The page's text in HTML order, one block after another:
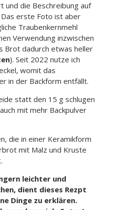
die Beschreibung auf
erste Foto ist aber
Traubenkernmehl
Verwendung inzwischen
Brot dadurch etwas heller
). Seit 2022 nutze ich
womit das
in der Backform entfällt.
statt den 15 g schlugen
mit mehr Backpulver
die in einer Keramikform
mit Malz und Kruste
leichter und
dient dieses Rezpt
Dinge zu erklären.